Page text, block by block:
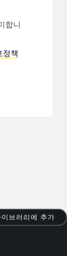
합니
정책
브러리에 추가